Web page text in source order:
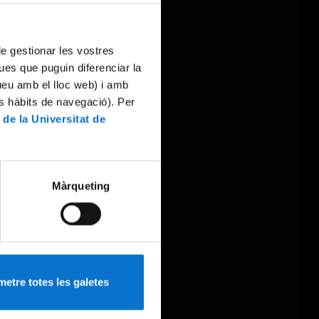
gestionar les vostres
que puguin diferenciar la
amb el lloc web) i amb
hàbits de navegació). Per
la Universitat de
Màrqueting
totes les galetes